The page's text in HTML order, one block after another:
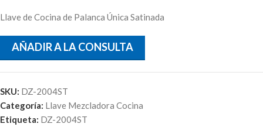
Llave de Cocina de Palanca Única Satinada
AÑADIR A LA CONSULTA
SKU: DZ-2004ST
Categoría: Llave Mezcladora Cocina
Etiqueta: DZ-2004ST